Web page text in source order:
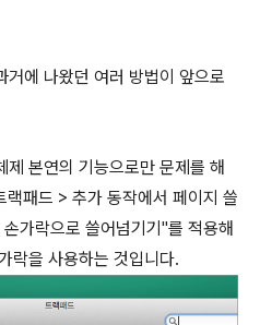
에 나왔던 여러 방법이 앞으로
본연의 기능으로만 문제를 해
패드 > 추가 동작에서 페이지 쓸
가락으로 쓸어넘기기"를 적용해
락을 사용하는 것입니다.